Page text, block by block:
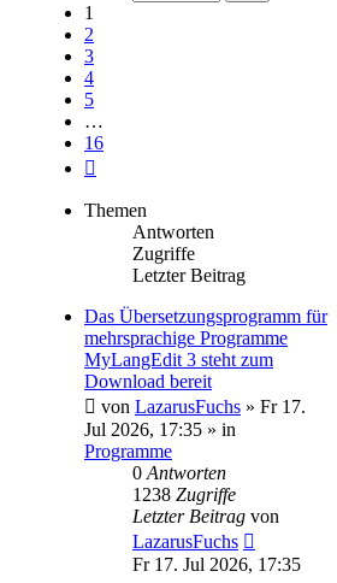
1
2
3
4
5
…
16
Themen
Antworten
Zugriffe
Letzter Beitrag
Das Übersetzungsprogramm für
mehrsprachige Programme
MyLangEdit 3 steht zum
Download bereit
von LazarusFuchs » Fr 17.
Jul 2026, 17:35 » in
Programme
0 Antworten
1238 Zugriffe
Letzter Beitrag von
LazarusFuchs
Fr 17. Jul 2026, 17:35